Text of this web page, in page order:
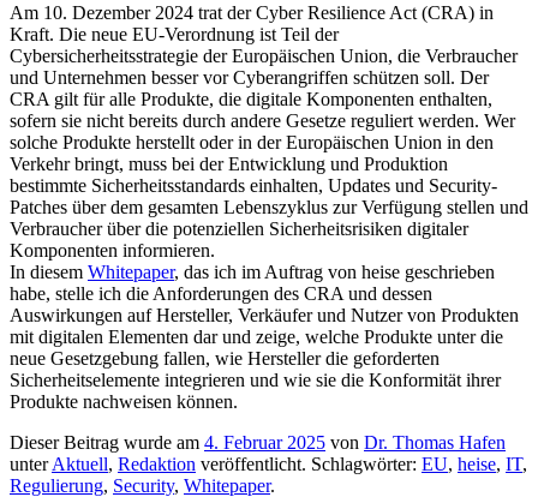
Am 10. Dezember 2024 trat der Cyber Resilience Act (CRA) in
Kraft. Die neue EU-Verordnung ist Teil der
Cybersicherheitsstrategie der Europäischen Union, die Verbraucher
und Unternehmen besser vor Cyberangriffen schützen soll. Der
CRA gilt für alle Produkte, die digitale Komponenten enthalten,
sofern sie nicht bereits durch andere Gesetze reguliert werden. Wer
solche Produkte herstellt oder in der Europäischen Union in den
Verkehr bringt, muss bei der Entwicklung und Produktion
bestimmte Sicherheitsstandards einhalten, Updates und Security-
Patches über dem gesamten Lebenszyklus zur Verfügung stellen und
Verbraucher über die potenziellen Sicherheitsrisiken digitaler
Komponenten informieren.
In diesem Whitepaper, das ich im Auftrag von heise geschrieben
habe, stelle ich die Anforderungen des CRA und dessen
Auswirkungen auf Hersteller, Verkäufer und Nutzer von Produkten
mit digitalen Elementen dar und zeige, welche Produkte unter die
neue Gesetzgebung fallen, wie Hersteller die geforderten
Sicherheitselemente integrieren und wie sie die Konformität ihrer
Produkte nachweisen können.
Dieser Beitrag wurde am 4. Februar 2025 von Dr. Thomas Hafen
unterAktuell, Redaktion veröffentlicht. Schlagwörter: EU, heise, IT,
Regulierung, Security, Whitepaper.